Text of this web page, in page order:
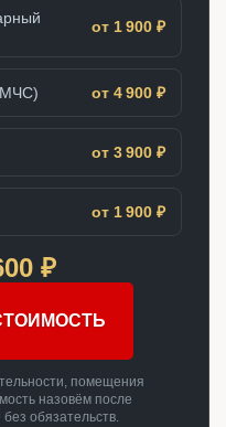
от 1 900 ₽
от 4 900 ₽
от 3 900 ₽
от 1 900 ₽
₽
помещения
назовём после
обязательств.